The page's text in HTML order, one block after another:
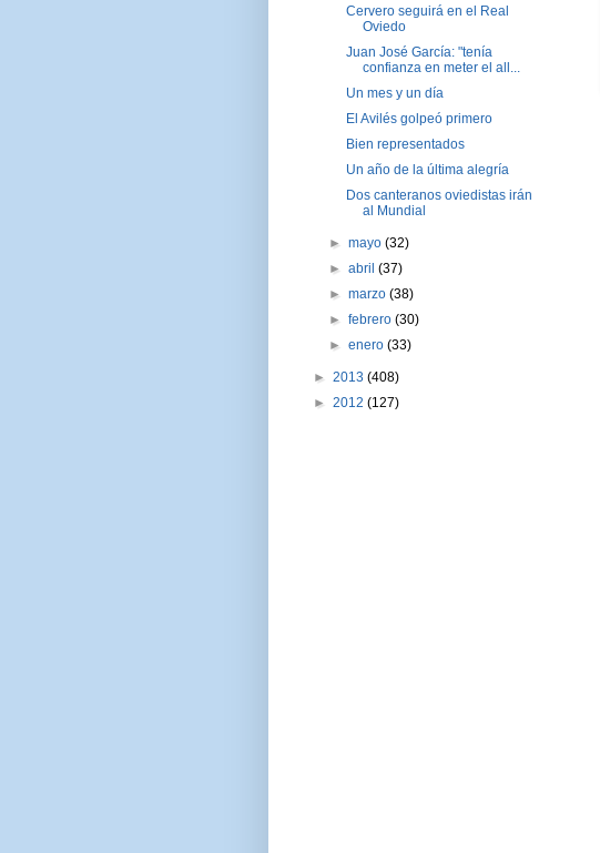
Cervero seguirá en el Real
Oviedo
Juan José García: "tenía
confianza en meter el all...
Un mes y un día
El Avilés golpeó primero
Bien representados
Un año de la última alegría
Dos canteranos oviedistas irán
al Mundial
►mayo(32)
►abril(37)
►marzo(38)
►febrero(30)
►enero(33)
► 2013 (408)
► 2012 (127)